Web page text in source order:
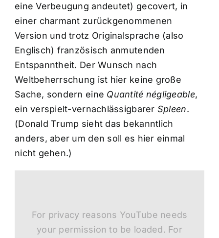
eine Verbeugung andeutet) gecovert, in
einer charmant zurückgenommenen
Version und trotz Originalsprache (also
Englisch) französisch anmutenden
Entspanntheit. Der Wunsch nach
Weltbeherrschung ist hier keine große
Sache, sondern eine Quantité négligeable,
ein verspielt-vernachlässigbarer Spleen.
(Donald Trump sieht das bekanntlich
anders, aber um den soll es hier einmal
nicht gehen.)
For privacy reasons YouTube needs
your permission to be loaded. For